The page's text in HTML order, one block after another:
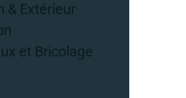
& Extérieur
et Bricolage